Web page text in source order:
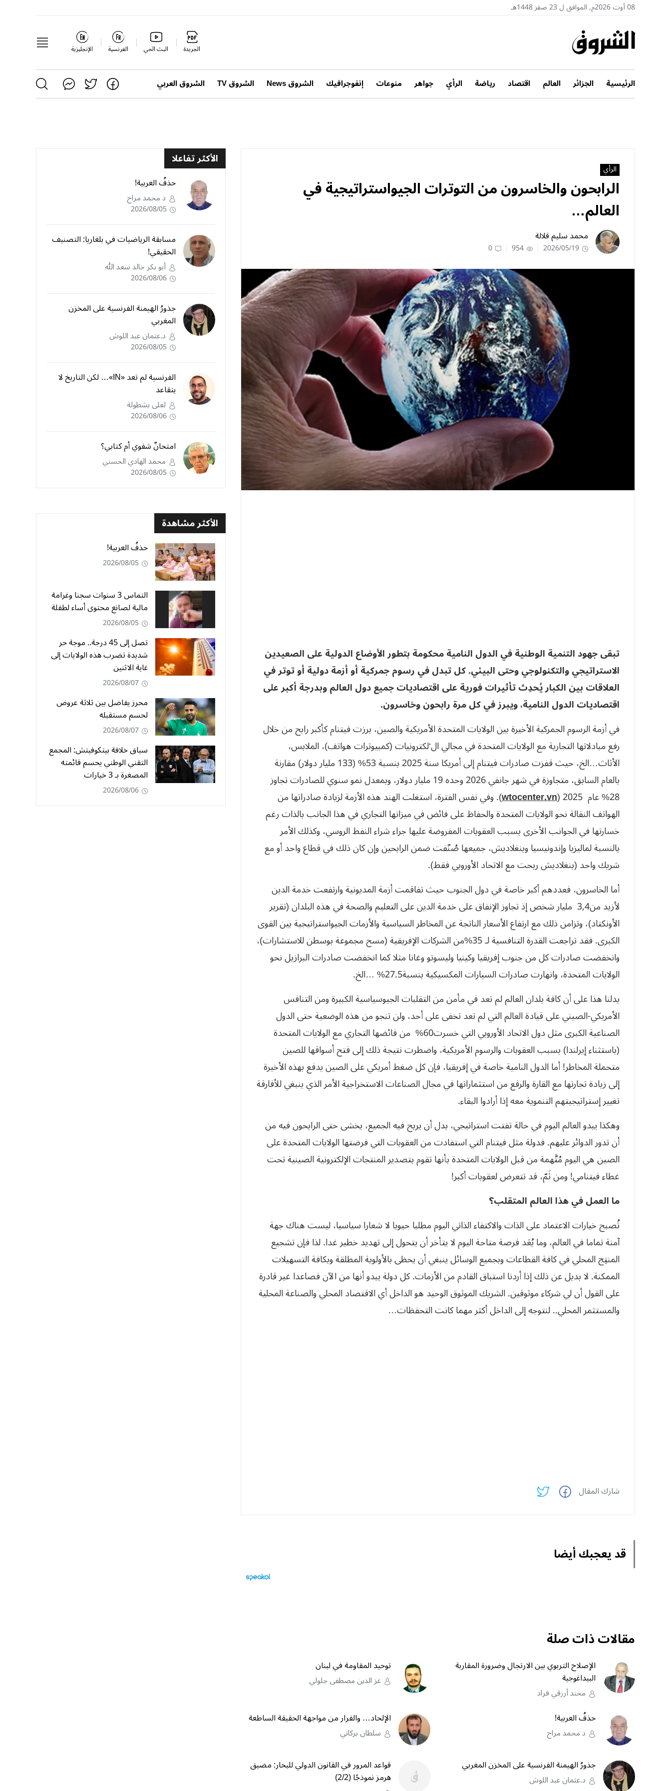
08 أوت 2026م, الموافق ل 23 صفر 1448هـ
الجريدة البث الحي الفرنسية الإنجليزية
الرئيسية الجزائر العالم اقتصاد رياضة الرأي جواهر منوعات إنفوجرافيك الشروق News الشروق TV الشروق العربي
الرأي
الرابحون والخاسرون من التوترات الجيواستراتيجية في
العالم…
محمد سليم قلالة
2026/05/19
954
0
تبقى جهود التنمية الوطنية في الدول النامية محكومة بتطور الأوضاع الدولية على الصعيدين
الاستراتيجي والتكنولوجي وحتى البيئي. كل تبدل في رسوم جمركية أو أزمة دولية أو توتر في
العلاقات بين الكبار يُحدِث تأثيرات فورية على اقتصاديات جميع دول العالم وبدرجة أكبر على
اقتصاديات الدول النامية، ويبرز في كل مرة رابحون وخاسرون.
في أزمة الرسوم الجمركية الأخيرة بين الولايات المتحدة الأمريكية والصين، برزت فيتنام كأكبر رابح من خلال
رفع مبادلاتها التجارية مع الولايات المتحدة في مجالي ال‘لكترونيات (كمبيوترات هواتف)، الملابس،
الأثاث…الخ، حيث قفزت صادرات فيتنام إلى أمريكا سنة 2025 بنسبة 53% (133 مليار دولار) مقارنة
بالعام السابق، متجاوزة في شهر جانفي 2026 وحده 19 مليار دولار، وبمعدل نمو سنوي للصادرات تجاوز
28% عام 2025 (
wtocenter.vn). وفي نفس الفترة، استغلت الهند هذه الأزمة لزيادة صادراتها من
الهواتف النقالة نحو الولايات المتحدة والحفاظ على فائض في ميزانها التجاري في هذا الجانب بالذات رغم
خسارتها في الجوانب الأخرى بسبب العقوبات المفروضة عليها جراء شراء النفط الروسي، وكذلك الأمر
بالنسبة لماليزيا وإندونيسيا وبنغلاديش، جميعها صُنّفت ضمن الرابحين وإن كان ذلك في قطاع واحد أو مع
شريك واحد (بنغلاديش ربحت مع الاتحاد الأوروبي فقط).
أما الخاسرون، فعددهم أكبر خاصة في دول الجنوب حيث تفاقمت أزمة المديونية وارتفعت خدمة الدين
لأزيد من3,4 مليار شخص إذ تجاوز الإنفاق على خدمة الدين على التعليم والصحة في هذه البلدان (تقرير
الأونكتاد)، وتزامن ذلك مع ارتفاع الأسعار الناتجة عن المخاطر السياسية والأزمات الجيواستراتيجية بين القوى
الكبرى. فقد تراجعت القدرة التنافسية لـ 35%من الشركات الإفريقية (مسح مجموعة بوسطن للاستشارات)،
وانخفضت صادرات كل من جنوب إفريقيا وكينيا وليسوتو وغانا مثلا كما انخفضت صادرات البرازيل نحو
الولايات المتحدة، وانهارت صادرات السيارات المكسيكية بنسبة27.5% …الخ.
يدلنا هذا على أن كافة بلدان العالم لم تعد في مأمن من التقلبات الجيوسياسية الكبيرة ومن التنافس
الأمريكي-الصيني على قيادة العالم التي لم تعد تخفى على أحد، ولن تنجو من هذه الوضعية حتى الدول
الصناعية الكبرى مثل دول الاتحاد الأوروبي التي خسرت60% من فائضها التجاري مع الولايات المتحدة
(باستثناء إيرلندا) بسبب العقوبات والرسوم الأمريكية، واضطرت نتيجة ذلك إلى فتح أسواقها للصين
متحملة المخاطر! أما الدول النامية خاصة في إفريقيا، فإن كل ضغط أمريكي على الصين يدفع بهذه الأخيرة
إلى زيادة تجارتها مع القارة والرفع من استثماراتها في مجال الصناعات الاستخراجية الأمر الذي ينبغي للأفارقة
تغيير إستراتيجيتهم التنموية معه إذا أرادوا البقاء.
وهكذا يبدو العالم اليوم في حالة تفتت استراتيجي، بدل أن يربح فيه الجميع، يخشى حتى الرابحون فيه من
أن تدور الدوائر عليهم. فدولة مثل فيتنام التي استفادت من العقوبات التي فرضتها الولايات المتحدة على
الصين هي اليوم مُتَّهمة من قبل الولايات المتحدة بأنها تقوم بتصدير المنتجات الإلكترونية الصينية تحت
غطاء فيتنامي! ومن ثَمّ، قد تتعرض لعقوبات أكبر!
ما العمل في هذا العالم المتقلب؟
تُصبح خيارات الاعتماد على الذات والاكتفاء الذاتي اليوم مطلبا حيويا لا شعارا سياسيا، ليست هناك جهة
آمنة تماما في العالم، وما يُعَد فرصة متاحة اليوم لا يتأخر أن يتحول إلى تهديد خطير غدا. لذا فإن تشجيع
المنتِج المحلي في كافة القطاعات وبجميع الوسائل ينبغي أن يحظى بالأولوية المطلقة وبكافة التسهيلات
الممكنة. لا بديل عن ذلك إذا أردنا استباق القادم من الأزمات. كل دولة يبدو أنها من الآن فصاعدا غير قادرة
على القول أن لي شركاء موثوقين. الشريك الموثوق الوحيد هو الداخل أي الاقتصاد المحلي والصناعة المحلية
والمستثمر المحلي.. لنتوجه إلى الداخل أكثر مهما كانت التحفظات…
شارك المقال
قد يعجبك أيضا
مقالات ذات صلة
الإصلاح التربوي بين الارتجال وضرورة المقاربة
البيداغوجية
محند أرزقي فراد
توحيد المقاومة في لبنان
عز الدين مصطفى جلولي
حذفُ العربية!
د محمد مراح
الإلحاد… والفرار من مواجهة الحقيقة الساطعة
سلطان بركاني
جذورُ الهيمنة الفرنسية على المخزن المغربي
د.عثمان عبد اللوش
قواعد المرور في القانون الدولي للبحار: مضيق
هرمز نموذجًا (2/2)
الأكثر تفاعلا
حذفُ العربية!
د محمد مراح
2026/08/05
مسابقة الرياضيات في بلغاريا: التصنيف
الحقيقي!
أبو بكر خالد سعد الله
2026/08/06
جذورُ الهيمنة الفرنسية على المخزن
المغربي
د.عثمان عبد اللوش
2026/08/05
الفرنسية لم تعد «IN»… لكن التاريخ لا
يتقاعد
لعلى بشطولة
2026/08/06
امتحانٌ شفوي أم كتابي؟
محمد الهادي الحسني
2026/08/05
الأكثر مشاهدة
حذفُ العربية!
2026/08/05
التماس 3 سنوات سجنا وغرامة
مالية لصانع محتوى أساء لطفلة
2026/08/05
تصل إلى 45 درجة.. موجة حر
شديدة تضرب هذه الولايات إلى
غاية الاثنين
2026/08/07
محرز يفاضل بين ثلاثة عروض
لحسم مستقبله
2026/08/07
سباق خلافة بيتكوفيتش: المجمع
التقني الوطني يحسم قائمته
المصغرة بـ 3 خيارات
2026/08/06